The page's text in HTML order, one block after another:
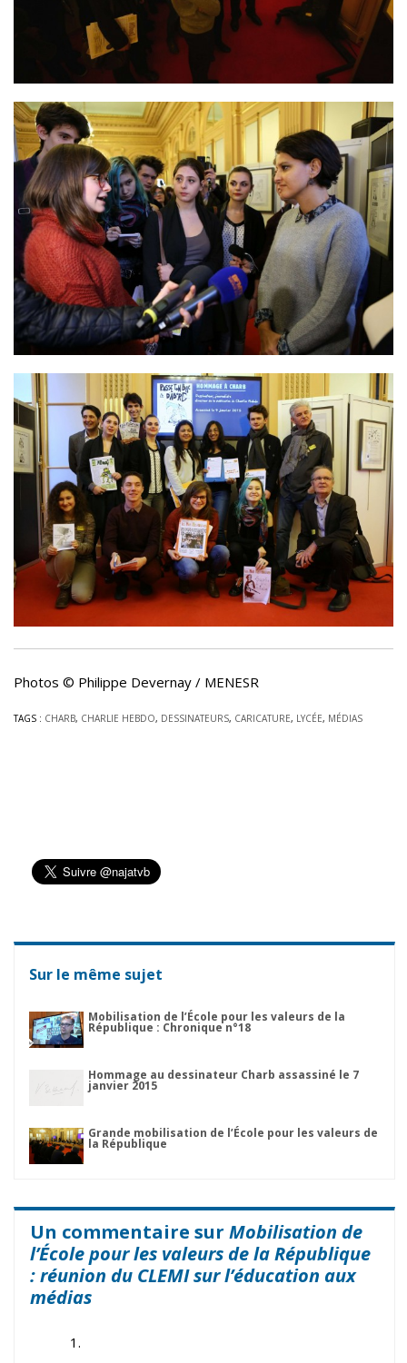
Photos © Philippe Devernay / MENESR
TAGS : CHARB, CHARLIE HEBDO, DESSINATEURS, CARICATURE, LYCÉE, MÉDIAS
Sur le même sujet
Mobilisation de l’École pour les valeurs de la
République : Chronique n°18
Hommage au dessinateur Charb assassiné le 7
janvier 2015
Grande mobilisation de l’École pour les valeurs de
la République
Un commentaire sur Mobilisation de
l’École pour les valeurs de la République
: réunion du CLEMI sur l’éducation aux
médias